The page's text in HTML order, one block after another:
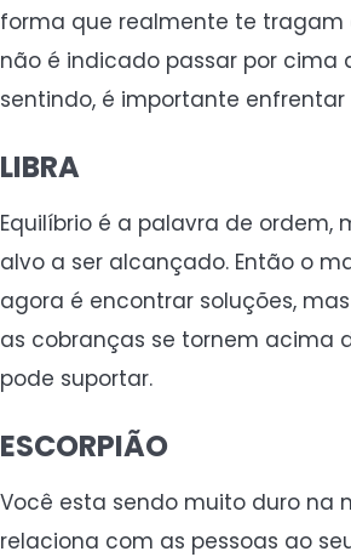
forma que realmente te tragam
não é indicado passar por cima
sentindo, é importante enfrentar
LIBRA
Equilíbrio é a palavra de ordem,
alvo a ser alcançado. Então o
agora é encontrar soluções,
as cobranças se tornem acima
pode suportar.
ESCORPIÃO
Você esta sendo muito duro na
relaciona com as pessoas ao